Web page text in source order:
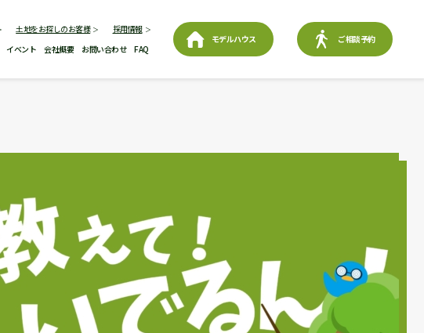
土地をお探しのお客様
採用情報
イベント 会社概要 お問い合わせ FAQ
モデルハウス ご相談予約